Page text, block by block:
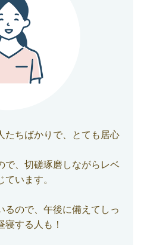
たちばかりで、とても居心
で、切磋琢磨しながらレベ
います。
るので、午後に備えてしっ
する人も！